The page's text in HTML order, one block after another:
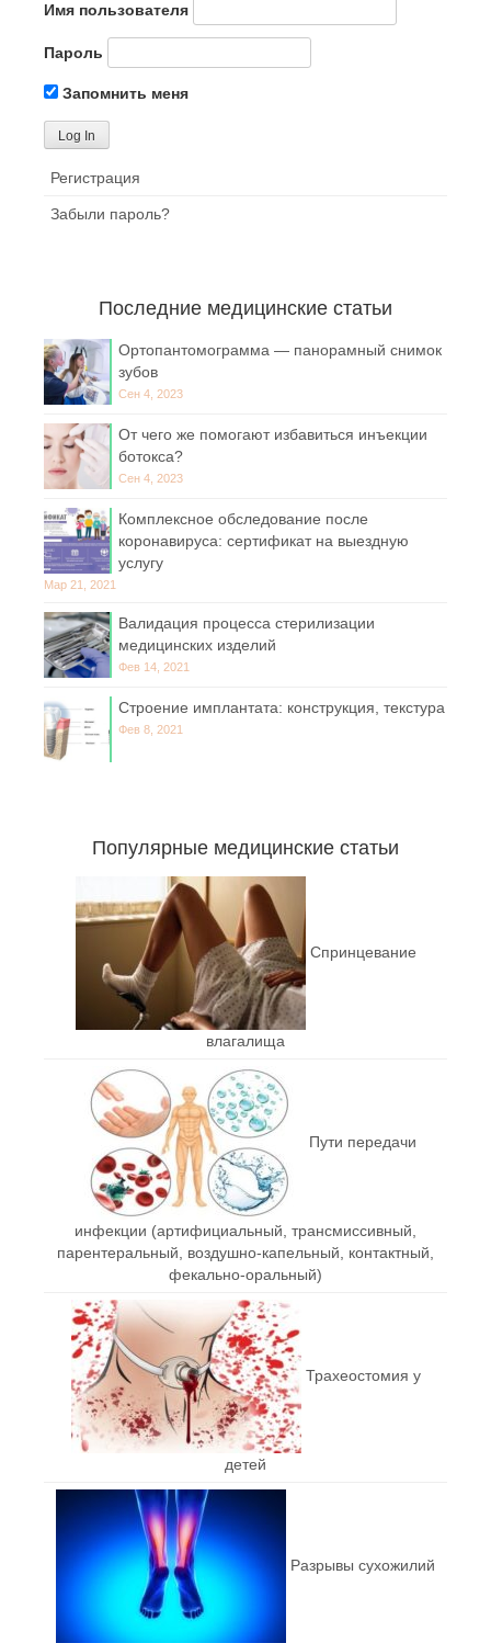
Имя пользователя
Пароль
Запомнить меня
Регистрация
Забыли пароль?
Последние медицинские статьи
Ортопантомограмма — панорамный снимок
зубов
Сен 4, 2023
От чего же помогают избавиться инъекции
ботокса?
Сен 4, 2023
Комплексное обследование после
коронавируса: сертификат на выездную
услугу
Мар 21, 2021
Валидация процесса стерилизации
медицинских изделий
Фев 14, 2021
Строение имплантата: конструкция, текстура
Фев 8, 2021
Популярные медицинские статьи
Спринцевание
влагалища
Пути передачи
инфекции (артифициальный, трансмиссивный,
парентеральный, воздушно-капельный, контактный,
фекально-оральный)
Трахеостомия у
детей
Разрывы сухожилий